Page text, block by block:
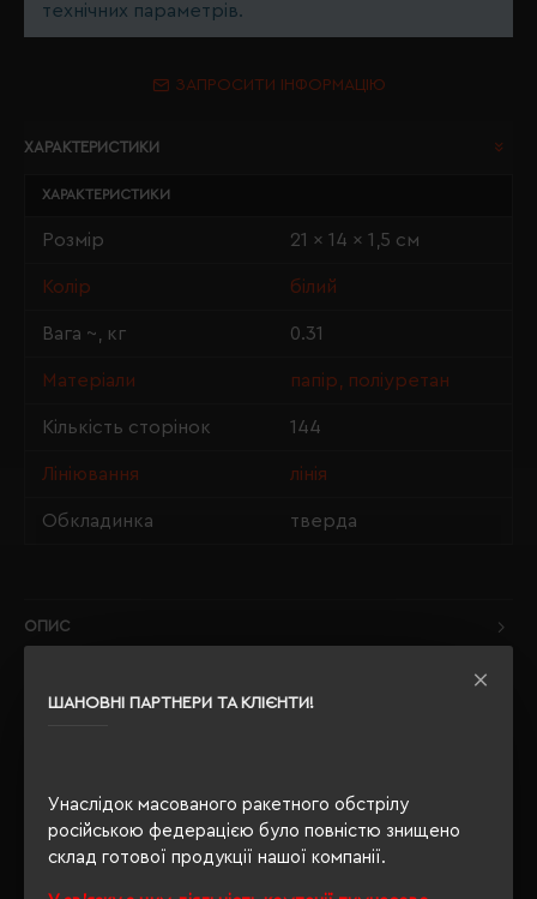
ШАНОВНІ ПАРТНЕРИ ТА КЛІЄНТИ!
Унаслідок масованого ракетного обстрілу
російською федерацією було повністю знищено
склад готової продукції нашої компанії.
технічних параметрів.
ЗАПРОСИТИ ІНФОРМАЦІЮ
ХАРАКТЕРИСТИКИ
ХАРАКТЕРИСТИКИ
Розмір 21 x 14 x 1,5 см
Колір білий
Вага ~, кг 0.31
Матеріали папір, поліуретан
Кількість сторінок 144
Лініювання лінія
Обкладинка тверда
ОПИС
РЕКОМЕНДУЄМО